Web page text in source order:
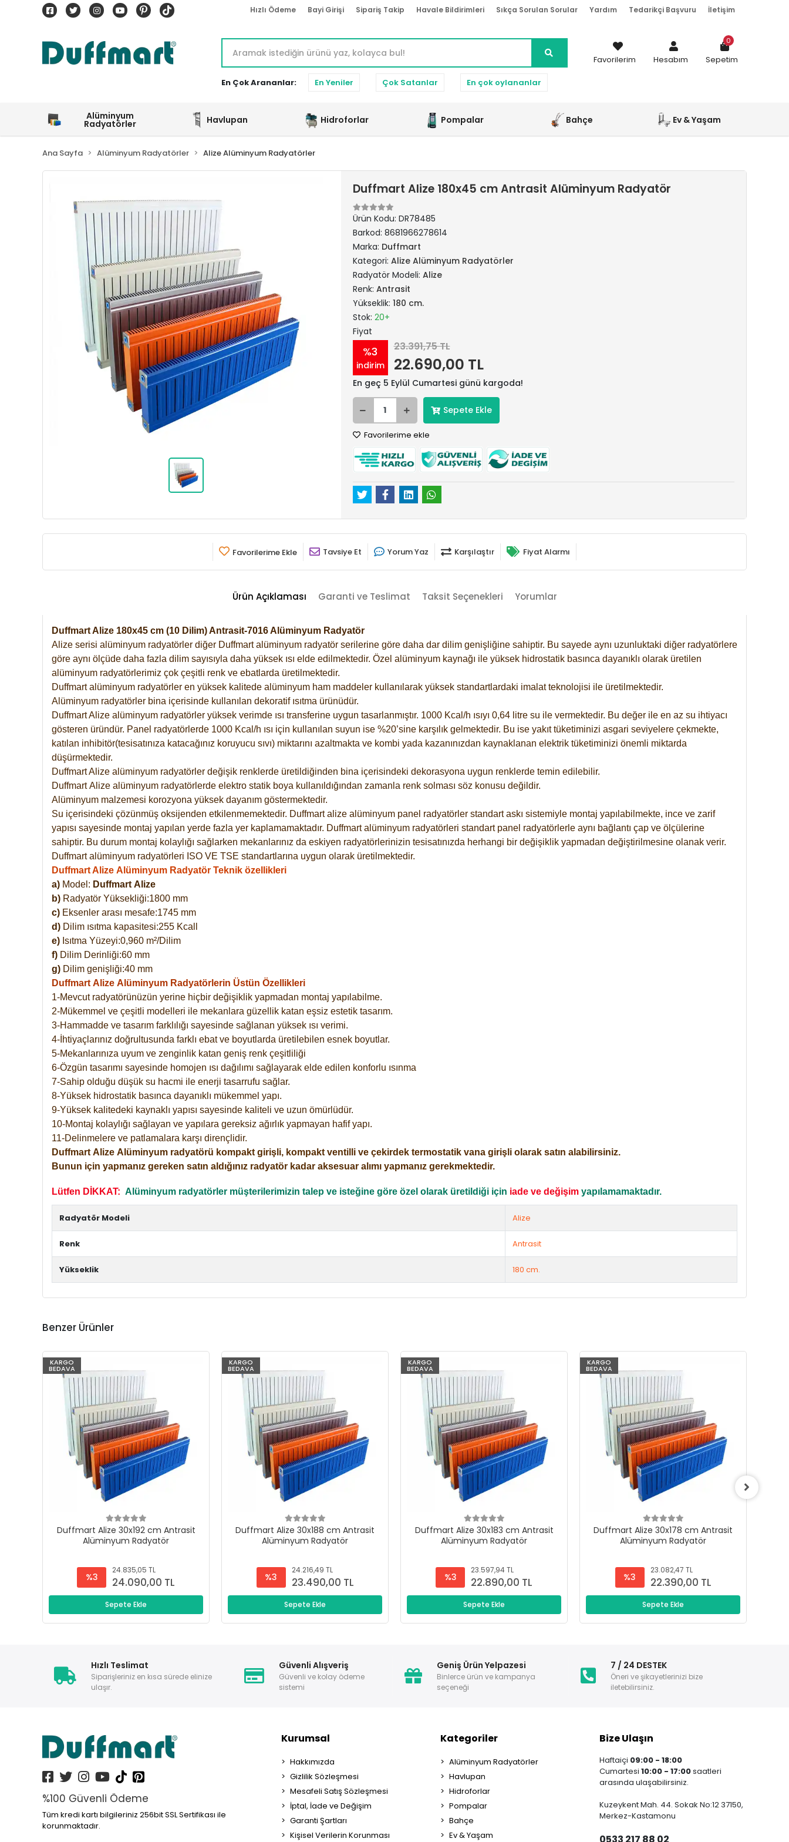
Hızlı Ödeme Bayi Girişi Sipariş Takip Havale Bildirimleri Sıkça Sorulan Sorular Yardım Tedarikçi Başvuru İletişim
En Çok Arananlar: En Yeniler Çok Satanlar En çok oylananlar
Favorilerim Hesabım Sepetim
0
Alüminyum
Radyatörler Havlupan Hidroforlar Pompalar Bahçe Ev & Yaşam
Ana Sayfa Alüminyum Radyatörler Alize Alüminyum Radyatörler
Duffmart Alize 180x45 cm Antrasit Alüminyum Radyatör
Ürün Kodu: DR78485
Barkod: 8681966278614
Marka: Duffmart
Kategori: Alize Alüminyum Radyatörler
Radyatör Modeli: Alize
Renk: Antrasit
Yükseklik: 180 cm.
Stok: 20+
Fiyat
%3
indirim
23.391,75 TL
22.690,00 TL
En geç 5 Eylül Cumartesi günü kargoda!
Sepete Ekle
Favorilerime ekle
Favorilerime Ekle Tavsiye Et Yorum Yaz Karşılaştır Fiyat Alarmı
Ürün Açıklaması Garanti ve Teslimat Taksit Seçenekleri Yorumlar
Duffmart Alize 180x45 cm (10 Dilim) Antrasit-7016 Alüminyum Radyatör
Alize serisi alüminyum radyatörler diğer Duffmart alüminyum radyatör serilerine göre daha dar dilim genişliğine sahiptir. Bu sayede aynı uzunluktaki diğer radyatörlere
göre aynı ölçüde daha fazla dilim sayısıyla daha yüksek ısı elde edilmektedir. Özel alüminyum kaynağı ile yüksek hidrostatik basınca dayanıklı olarak üretilen
alüminyum radyatörlerimiz çok çeşitli renk ve ebatlarda üretilmektedir.
Duffmart alüminyum radyatörler en yüksek kalitede alüminyum ham maddeler kullanılarak yüksek standartlardaki imalat teknolojisi ile üretilmektedir.
Alüminyum radyatörler bina içerisinde kullanılan dekoratif ısıtma ürünüdür.
Duffmart Alize alüminyum radyatörler yüksek verimde ısı transferine uygun tasarlanmıştır. 1000 Kcal/h ısıyı 0,64 litre su ile vermektedir. Bu değer ile en az su ihtiyacı
gösteren üründür. Panel radyatörlerde 1000 Kcal/h ısı için kullanılan suyun ise %20’sine karşılık gelmektedir. Bu ise yakıt tüketiminizi asgari seviyelere çekmekte,
katılan inhibitör(tesisatınıza katacağınız koruyucu sıvı) miktarını azaltmakta ve kombi yada kazanınızdan kaynaklanan elektrik tüketiminizi önemli miktarda
düşürmektedir.
Duffmart Alize alüminyum radyatörler değişik renklerde üretildiğinden bina içerisindeki dekorasyona uygun renklerde temin edilebilir.
DuffmartAlize alüminyum radyatörlerde elektro statik boya kullanıldığından zamanla renk solması söz konusu değildir.
Alüminyum malzemesi korozyona yüksek dayanım göstermektedir.
Su içerisindeki çözünmüş oksijenden etkilenmemektedir. Duffmart alize alüminyum panel radyatörler standart askı sistemiyle montaj yapılabilmekte, ince ve zarif
yapısı sayesinde montaj yapılan yerde fazla yer kaplamamaktadır. Duffmart alüminyum radyatörleri standart panel radyatörlerle aynı bağlantı çap ve ölçülerine
sahiptir. Bu durum montaj kolaylığı sağlarken mekanlarınız da eskiyen radyatörlerinizin tesisatınızda herhangi bir değişiklik yapmadan değiştirilmesine olanak verir.
Duffmart alüminyum radyatörleri ISO VE TSE standartlarına uygun olarak üretilmektedir.
Duffmart Alize Alüminyum Radyatör Teknik özellikleri
a) Model: Duffmart Alize
b) Radyatör Yüksekliği:1800 mm
c) Eksenler arası mesafe:1745 mm
d) Dilim ısıtma kapasitesi:255 Kcall
e) Isıtma Yüzeyi:0,960 m²/Dilim
f) Dilim Derinliği:60 mm
g) Dilim genişliği:40 mm
Duffmart Alize Alüminyum Radyatörlerin Üstün Özellikleri
1-Mevcut radyatörünüzün yerine hiçbir değişiklik yapmadan montaj yapılabilme.
2-Mükemmel ve çeşitli modelleri ile mekanlara güzellik katan eşsiz estetik tasarım.
3-Hammadde ve tasarım farklılığı sayesinde sağlanan yüksek ısı verimi.
4-İhtiyaçlarınız doğrultusunda farklı ebat ve boyutlarda üretilebilen esnek boyutlar.
5-Mekanlarınıza uyum ve zenginlik katan geniş renk çeşitliliği
6-Özgün tasarımı sayesinde homojen ısı dağılımı sağlayarak elde edilen konforlu ısınma
7-Sahip olduğu düşük su hacmi ile enerji tasarrufu sağlar.
8-Yüksek hidrostatik basınca dayanıklı mükemmel yapı.
9-Yüksek kalitedeki kaynaklı yapısı sayesinde kaliteli ve uzun ömürlüdür.
10-Montaj kolaylığı sağlayan ve yapılara gereksiz ağırlık yapmayan hafif yapı.
11-Delinmelere ve patlamalara karşı dirençlidir.
Duffmart Alize Alüminyum radyatörü kompakt girişli, kompakt ventilli ve çekirdek termostatik vana girişli olarak satın alabilirsiniz.
Bunun için yapmanız gereken satın aldığınız radyatör kadar aksesuar alımı yapmanız gerekmektedir.
Lütfen DİKKAT: Alüminyum radyatörler müşterilerimizin talep ve isteğine göre özel olarak üretildiği için iade ve değişim yapılamamaktadır.
Radyatör Modeli Alize
Renk Antrasit
Yükseklik 180 cm.
Benzer Ürünler
KARGO
BEDAVA
Duffmart Alize 30x192 cm Antrasit
Alüminyum Radyatör
%3
24.835,05 TL
24.090,00 TL
Sepete Ekle
KARGO
BEDAVA
Duffmart Alize 30x188 cm Antrasit
Alüminyum Radyatör
%3
24.216,49 TL
23.490,00 TL
Sepete Ekle
KARGO
BEDAVA
Duffmart Alize 30x183 cm Antrasit
Alüminyum Radyatör
%3
23.597,94 TL
22.890,00 TL
Sepete Ekle
KARGO
BEDAVA
Duffmart Alize 30x178 cm Antrasit
Alüminyum Radyatör
%3
23.082,47 TL
22.390,00 TL
Sepete Ekle
Hızlı Teslimat
Siparişleriniz en kısa sürede elinize
ulaşır.
Güvenli Alışveriş
Güvenli ve kolay ödeme
sistemi
Geniş Ürün Yelpazesi
Binlerce ürün ve kampanya
seçeneği
7 / 24 DESTEK
Öneri ve şikayetlerinizi bize
iletebilirsiniz.
%100 Güvenli Ödeme
Tüm kredi kartı bilgileriniz 256bit SSL Sertifikası ile
korunmaktadır.
Kurumsal
Hakkımızda
Gizlilik Sözleşmesi
Mesafeli Satış Sözleşmesi
İptal, İade ve Değişim
Garanti Şartları
Kişisel Verilerin Korunması
Kategoriler
Alüminyum Radyatörler
Havlupan
Hidroforlar
Pompalar
Bahçe
Ev & Yaşam
Bize Ulaşın
Haftaiçi 09:00 - 18:00
Cumartesi 10:00 - 17:00saatleri
arasında ulaşabilirsiniz.
Kuzeykent Mah. 44. Sokak No:12 37150,
Merkez-Kastamonu